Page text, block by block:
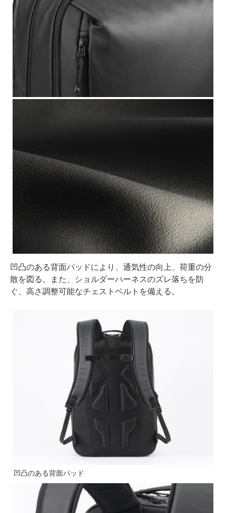
凹凸のある背面パッドにより、通気性の向上、荷重の分
散を図る。また、ショルダーハーネスのズレ落ちを防
ぐ、高さ調整可能なチェストベルトを備える。
凹凸のある背面パッド